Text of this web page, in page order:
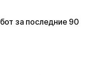
за последние 90